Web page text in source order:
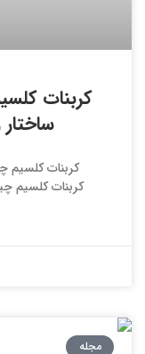
کربنات
کربنات کلسیم
کربنات کلسیم
مجله